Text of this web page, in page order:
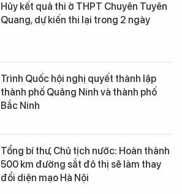
Hủy kết quả thi ở THPT Chuyên Tuyên
Quang, dự kiến thi lại trong 2 ngày
Trình Quốc hội nghị quyết thành lập
thành phố Quảng Ninh và thành phố
Bắc Ninh
Tổng bí thư, Chủ tịch nước: Hoàn thành
500 km đường sắt đô thị sẽ làm thay
đổi diện mạo Hà Nội